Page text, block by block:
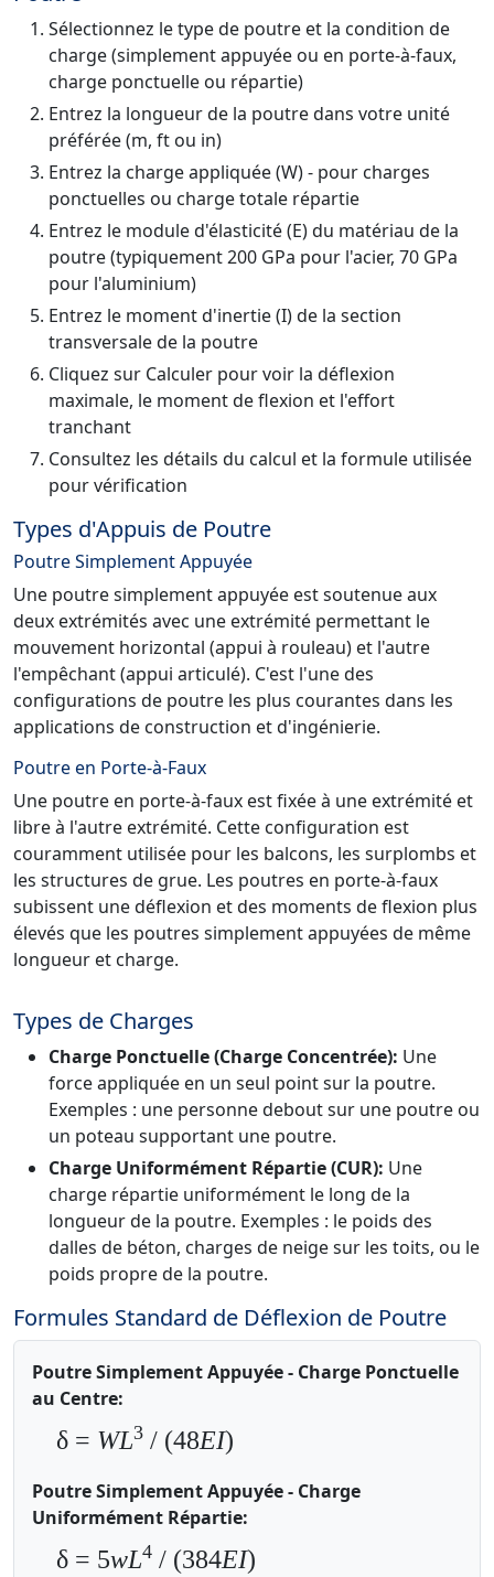
Sélectionnez le type de poutre et la condition de
charge (simplement appuyée ou en porte-à-faux,
charge ponctuelle ou répartie)
Entrez la longueur de la poutre dans votre unité
préférée (m, ft ou in)
Entrez la charge appliquée (W) - pour charges
ponctuelles ou charge totale répartie
Entrez le module d'élasticité (E) du matériau de la
poutre (typiquement 200 GPa pour l'acier, 70 GPa
pour l'aluminium)
Entrez le moment d'inertie (I) de la section
transversale de la poutre
Cliquez sur Calculer pour voir la déflexion
maximale, le moment de flexion et l'effort
tranchant
Consultez les détails du calcul et la formule utilisée
pour vérification
Types d'Appuis de Poutre
Poutre Simplement Appuyée
Une poutre simplement appuyée est soutenue aux
deux extrémités avec une extrémité permettant le
mouvement horizontal (appui à rouleau) et l'autre
l'empêchant (appui articulé). C'est l'une des
configurations de poutre les plus courantes dans les
applications de construction et d'ingénierie.
Poutre en Porte-à-Faux
Une poutre en porte-à-faux est fixée à une extrémité et
libre à l'autre extrémité. Cette configuration est
couramment utilisée pour les balcons, les surplombs et
les structures de grue. Les poutres en porte-à-faux
subissent une déflexion et des moments de flexion plus
élevés que les poutres simplement appuyées de même
longueur et charge.
Types de Charges
Charge Ponctuelle (Charge Concentrée): Une
force appliquée en un seul point sur la poutre.
Exemples : une personne debout sur une poutre ou
un poteau supportant une poutre.
Charge Uniformément Répartie (CUR): Une
charge répartie uniformément le long de la
longueur de la poutre. Exemples : le poids des
dalles de béton, charges de neige sur les toits, ou le
poids propre de la poutre.
Formules Standard de Déflexion de Poutre
Poutre Simplement Appuyée - Charge Ponctuelle
au Centre:
δ = WL3 / (48EI)
Poutre Simplement Appuyée - Charge
Uniformément Répartie:
δ = 5wL4 / (384EI)